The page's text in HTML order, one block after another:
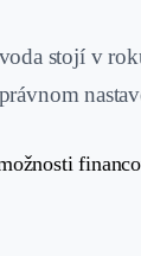
stojí v